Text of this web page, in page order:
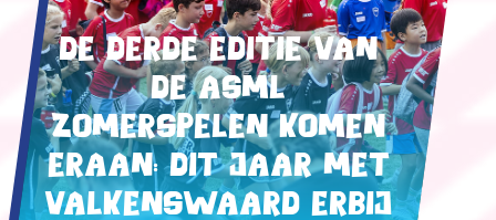
De derde editie van
de ASML
Zomerspelen komen
eraan: dit jaar met
Valkenswaard erbij